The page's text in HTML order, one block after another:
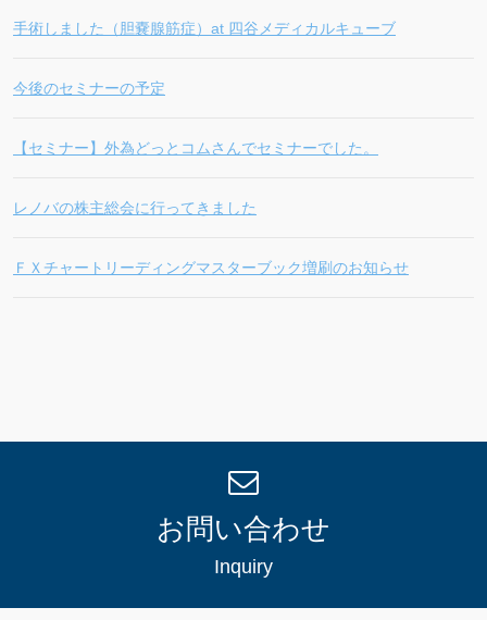
手術しました（胆嚢腺筋症）at 四谷メディカルキューブ
今後のセミナーの予定
【セミナー】外為どっとコムさんでセミナーでした。
レノバの株主総会に行ってきました
ＦＸチャートリーディングマスターブック増刷のお知らせ
お問い合わせ
Inquiry